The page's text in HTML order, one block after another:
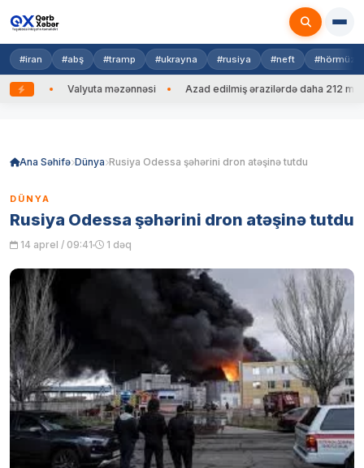
#iran #abş #tramp #ukrayna #rusiya #neft #hörmüz
Valyuta məzənnəsi Azad edilmiş ərazilərdə daha 212 mina,
Ana Səhifə Dünya Rusiya Odessa şəhərini dron atəşinə tutdu
DÜNYA
Rusiya Odessa şəhərini dron atəşinə tutdu
14 aprel / 09:41 1 dəq